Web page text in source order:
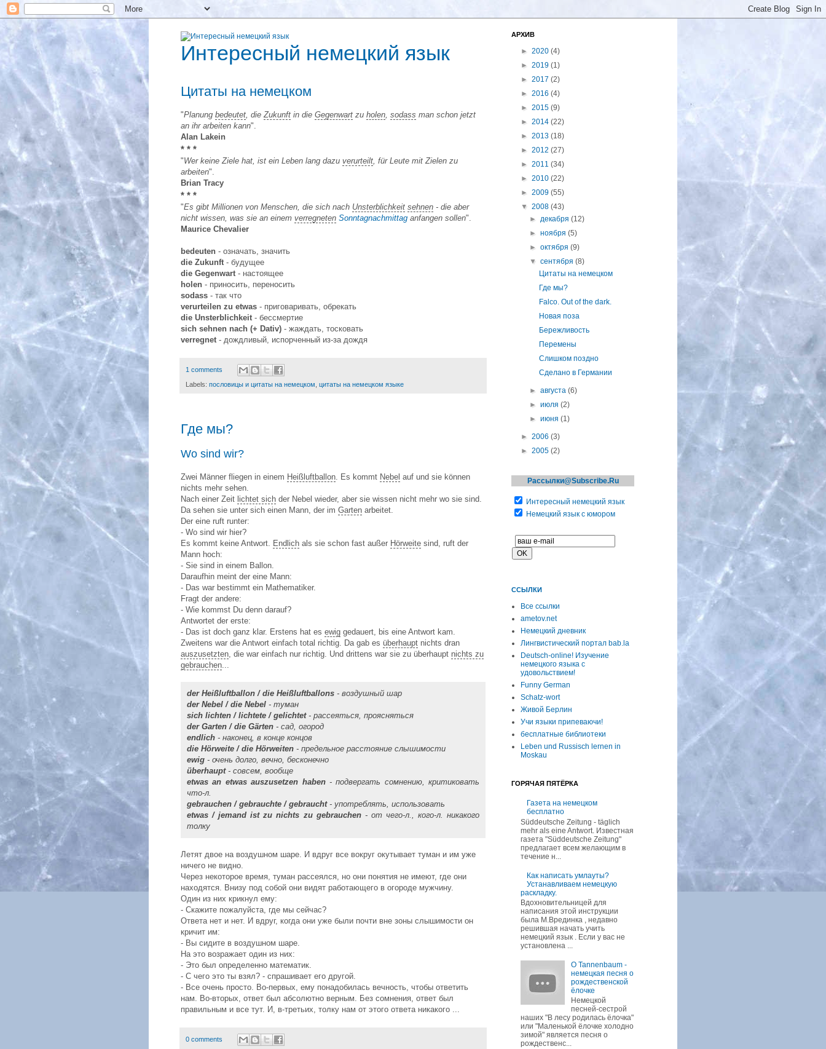
Интересный немецкий язык
Цитаты на немецком
"Planung bedeutet, dieZukunft in die Gegenwart zu holen, sodass man schon jetzt
an ihr arbeiten kann".
Alan Lakein
* * *
"Wer keine Ziele hat, ist ein Leben lang dazu verurteilt, für Leute mit Zielen zu
arbeiten".
Brian Tracy
* * *
"Es gibt Millionen von Menschen, die sich nach Unsterblichkeit sehnen - die aber
nicht wissen, was sie an einem verregneten Sonntagnachmittag anfangen sollen".
Maurice Chevalier
bedeuten - означать, значить
die Zukunft - будущее
die Gegenwart - настоящее
holen - приносить, переносить
sodass - так что
verurteilen zu etwas - приговаривать, обрекать
die Unsterblichkeit - бессмертие
sich sehnen nach (+ Dativ) - жаждать, тосковать
verregnet - дождливый, испорченный из-за дождя
1 comments
Labels: пословицы и цитаты на немецком, цитаты на немецком языке
Где мы?
Wo sind wir?
Zwei Männer fliegen in einem Heißluftballon . Es kommt Nebel auf und sie können
nichts mehr sehen.
Nach einer Zeit lichtet sich der Nebel wieder, aber sie wissen nicht mehr wo sie sind.
Da sehen sie unter sich einen Mann, der im Garten arbeitet.
Der eine ruft runter:
- Wo sind wir hier?
Es kommt keine Antwort. Endlich als sie schon fast außer Hörweite sind, ruft der
Mann hoch:
- Sie sind in einem Ballon.
Daraufhin meint der eine Mann:
- Das war bestimmt ein Mathematiker.
Fragt der andere:
- Wie kommst Du denn darauf?
Antwortet der erste:
- Das ist doch ganz klar. Erstens hat es ewig gedauert, bis eine Antwort kam.
Zweitens war die Antwort einfach total richtig. Da gab es überhaupt nichts dran
auszusetzten , die war einfach nur richtig. Und drittens war sie zu überhaupt nichts zu
gebrauchen
der Heißluftballon / die Heißluftballons - воздушный шар
der Nebel / die Nebel - туман
sich lichten / lichtete / gelichtet- рассеяться, проясняться
der Garten / die Gärten - сад, огород
endlich - наконец, в конце концов
die Hörweite / die Hörweiten - предельное расстояние слышимости
ewig - очень долго, вечно, бесконечно
überhaupt- совсем, вообще
etwas an etwas auszusetzen haben- подвергать сомнению, критиковать
что-л.
gebrauchen / gebrauchte / gebraucht- употреблять, использовать
etwas / jemand ist zu nichts zu gebrauchen- от чего-л., кого-л. никакого
толку
Летят двое на воздушном шаре. И вдруг все вокруг окутывает туман и им уже
ничего не видно.
Через некоторое время, туман рассеялся, но они понятия не имеют, где они
находятся. Внизу под собой они видят работающего в огороде мужчину.
Один из них крикнул ему:
- Скажите пожалуйста, где мы сейчас?
Ответа нет и нет. И вдруг, когда они уже были почти вне зоны слышимости он
кричит им:
- Вы сидите в воздушном шаре.
На это возражает один из них:
- Это был определенно математик.
- С чего это ты взял? - спрашивает его другой.
- Все очень просто. Во-первых, ему понадобилась вечность, чтобы ответить
нам. Во-вторых, ответ был абсолютно верным. Без сомнения, ответ был
правильным и все тут. И, в-третьих, толку нам от этого ответа никакого ...
0 comments
АРХИВ
► 2020 (4)
► 2019 (1)
► 2017 (2)
► 2016 (4)
► 2015 (9)
► 2014 (22)
► 2013 (18)
► 2012 (27)
► 2011 (34)
► 2010 (22)
► 2009 (55)
▼ 2008 (43)
►декабря(12)
►ноября(5)
►октября(9)
▼сентября(8)
Цитаты на немецком
Где мы?
Falco. Out of the dark.
Новая поза
Бережливость
Перемены
Слишком поздно
Сделано в Германии
►августа(6)
►июля(2)
►июня(1)
► 2006 (3)
► 2005 (2)
Рассылки@Subscribe.Ru
Интересный немецкий язык
Немецкий язык с юмором
ССЫЛКИ
Все ссылки
ametov.net
Немецкий дневник
Лингвистический портал bab.la
Deutsch-online! Изучение
немецкого языка с
удовольствием!
Funny German
Schatz-wort
Живой Берлин
Учи языки припеваючи!
бесплатные библиотеки
Leben und Russisch lernen in
Moskau
ГОРЯЧАЯ ПЯТЁРКА
Газета на немецком
бесплатно
Süddeutsche Zeitung - täglich
mehr als eine Antwort. Известная
газета "Süddeutsche Zeitung"
предлагает всем желающим в
течение н...
Как написать умлауты?
Устанавливаем немецкую
раскладку.
Вдохновительницей для
написания этой инструкции
была М.Врединка , недавно
решившая начать учить
немецкий язык . Если у вас не
установлена ...
O Tannenbaum -
немецкая песня о
рождественской
ёлочке
Немецкой
песней-сестрой
наших "В лесу родилась ёлочка"
или "Маленькой ёлочке холодно
зимой" является песня о
рождественс...